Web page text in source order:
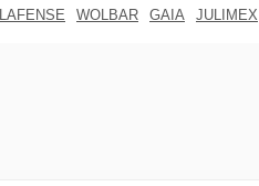
WOLBAR GAIA JULIMEX